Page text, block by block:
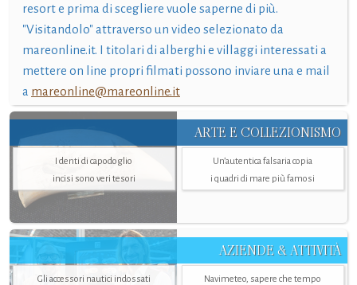
resort e prima di scegliere vuole saperne di più.
"Visitandolo" attraverso un video selezionato da
mareonline.it. I titolari di alberghi e villaggi interessati a
mettere on line propri filmati possono inviare una e mail
a mareonline@mareonline.it
ARTE E COLLEZIONISMO
I denti di capodoglio
incisi sono veri tesori
Un’autentica falsaria copia
i quadri di mare più famosi
AZIENDE & ATTIVITÀ
Gli accessori nautici indossati
Navimeteo, sapere che tempo